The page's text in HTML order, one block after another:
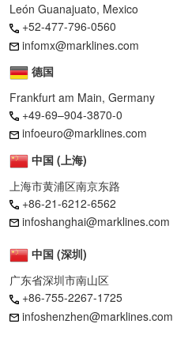
León Guanajuato, Mexico
+52-477-796-0560
infomx@marklines.com
德国
Frankfurt am Main, Germany
+49-69–904-3870-0
infoeuro@marklines.com
中国 (上海)
上海市黄浦区南京东路
+86-21-6212-6562
infoshanghai@marklines.com
中国 (深圳)
广东省深圳市南山区
+86-755-2267-1725
infoshenzhen@marklines.com